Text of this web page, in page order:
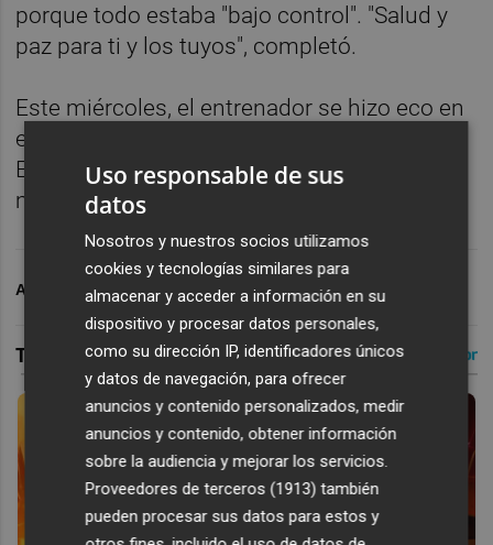
porque todo estaba "bajo control". "Salud y
paz para ti y los tuyos", completó.
Este miércoles, el entrenador se hizo eco en
esa misma red social de una multa que la
Euroliga no especifica si se produjo por el
mensaje que le envió.
ARCHIVADO EN VALENCIA BASKET
Uso responsable de sus
datos
Nosotros y nuestros socios utilizamos
cookies y tecnologías similares para
almacenar y acceder a información en su
dispositivo y procesar datos personales,
como su dirección IP, identificadores únicos
y datos de navegación, para ofrecer
anuncios y contenido personalizados, medir
anuncios y contenido, obtener información
sobre la audiencia y mejorar los servicios.
Proveedores de terceros (1913) también
pueden procesar sus datos para estos y